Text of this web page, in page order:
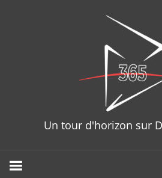
Un tour d'horizon sur